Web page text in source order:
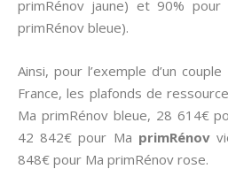
primRénov jaune) et 90%
primRénov bleue).
Ainsi, pour l’exemple d’un
France, les plafonds de
Ma primRénov bleue, 28 614€
42 842€ pour Ma primRénov
848€ pour Ma primRénov rose.